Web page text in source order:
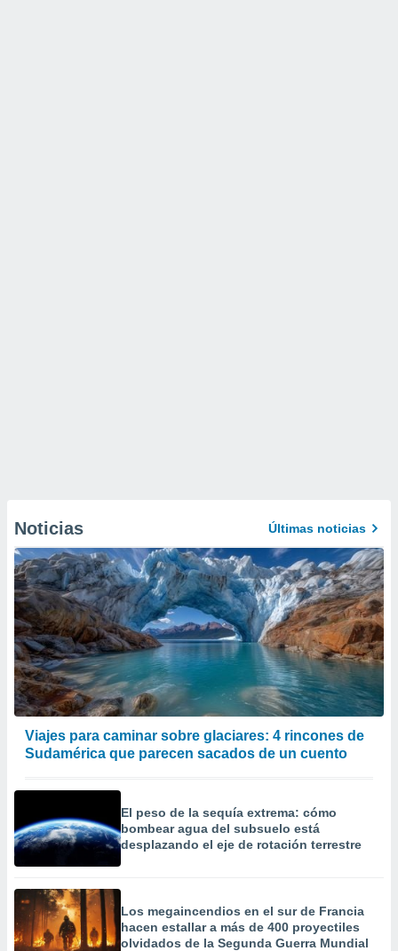
Noticias Últimas noticias
Viajes para caminar sobre glaciares: 4 rincones de
Sudamérica que parecen sacados de un cuento
El peso de la sequía extrema: cómo
bombear agua del subsuelo está
desplazando el eje de rotación terrestre
Los megaincendios en el sur de Francia
hacen estallar a más de 400 proyectiles
olvidados de la Segunda Guerra Mundial